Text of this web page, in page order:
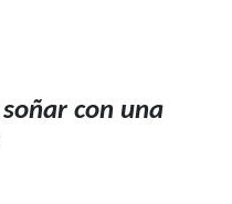
con una